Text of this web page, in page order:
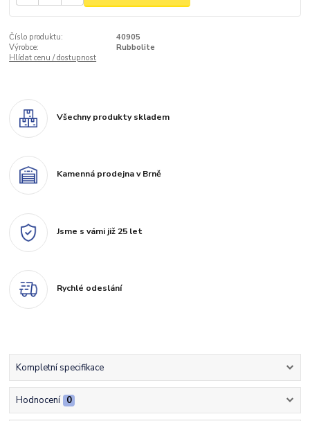
Číslo produktu:
40905
Výrobce:
Rubbolite
Hlídat cenu / dostupnost
Všechny produkty skladem
Kamenná prodejna v Brně
Jsme s vámi již 25 let
Rychlé odeslání
Kompletní specifikace
Hodnocení 0